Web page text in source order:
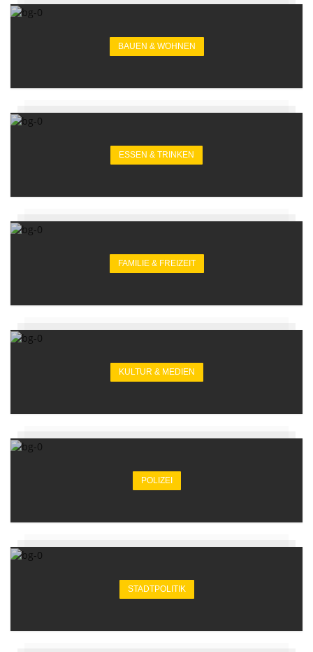
BAUEN & WOHNEN
ESSEN & TRINKEN
FAMILIE & FREIZEIT
KULTUR & MEDIEN
POLIZEI
STADTPOLITIK